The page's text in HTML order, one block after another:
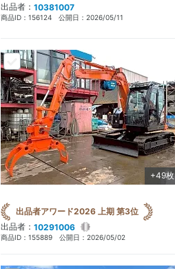
出品者： 10381007
商品ID： 156124 公開日： 2026/05/11
+49枚
出品者アワード2026 上期 第3位
出品者： 10291006
商品ID： 155889 公開日： 2026/05/02